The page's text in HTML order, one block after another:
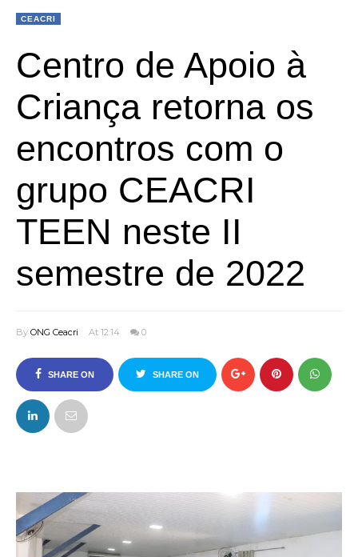
CEACRI
Centro de Apoio à
Criança retorna os
encontros com o
grupo CEACRI
TEEN neste II
semestre de 2022
By ONG Ceacri At 12:14 0
SHARE ON
FACEBOOK
SHARE ON